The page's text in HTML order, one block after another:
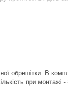
обрешітки. В
при монтажі